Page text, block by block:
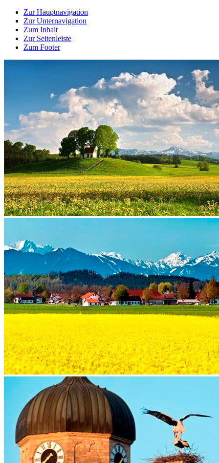
Zur Hauptnavigation
Zur Unternavigation
Zum Inhalt
Zur Seitenleiste
Zum Footer